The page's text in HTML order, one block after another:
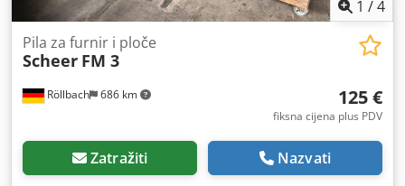
1 /4
Röllbach 686 km
Pila za furnir i ploče
Scheer FM 3
125 €
fiksna cijena plus PDV
Zatražiti Nazvati